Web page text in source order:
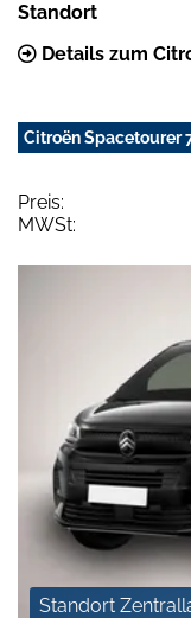
Standort
Details zum
Citroën Spacetourer
Preis:
MWSt:
Standort